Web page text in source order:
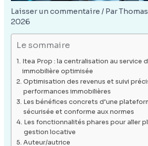
Laisser un commentaire / Par
2026
Le sommaire
Itea Prop : la centralisation au service
immobilière optimisée
Optimisation des revenus et suivi
performances immobilières
Les bénéfices concrets d’une
sécurisée et conforme aux normes
Les fonctionnalités phares pour aller
gestion locative
Auteur/autrice